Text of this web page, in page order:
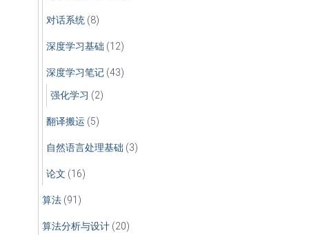
对话系统 (8)
深度学习基础 (12)
深度学习笔记 (43)
强化学习 (2)
翻译搬运 (5)
自然语言处理基础 (3)
论文 (16)
算法 (91)
算法分析与设计 (20)